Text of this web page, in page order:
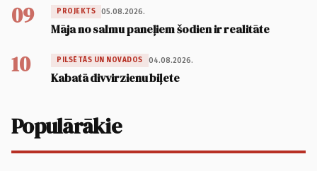
09 PROJEKTS 05.08.2026.
Māja no salmu paneļiem šodien ir realitāte
10 PILSĒTĀS UN NOVADOS 04.08.2026.
Kabatā divvirzienu biļete
Populārākie